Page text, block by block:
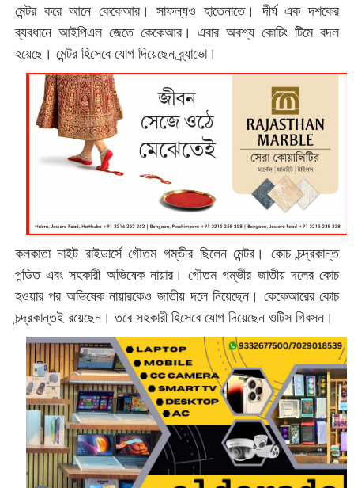
মেন্টর করে আনে কেকেআর। সাফল্যও হাতেনাতে। দীর্ঘ এক দশকের
ব্যবধানে আইপিএল জেতে কেকেআর। এবার অবশ্য কোচিং টিমে বদল
হয়েছে। মেন্টর হিসেবে যোগ দিয়েছেন ব্র্যাভো।
কলকাতা নাইট রাইডার্সে গৌতম গম্ভীর ছিলেন মেন্টর। কোচ চন্দ্রকান্ত
পন্ডিত এবং সহকারী অভিষেক নায়ার। গৌতম গম্ভীর জাতীয় দলের কোচ
হওয়ার পর অভিষেক নায়ারকেও জাতীয় দলে নিয়েছেন। কেকেআরের কোচ
চন্দ্রকান্তই রয়েছেন। তবে সহকারী হিসেবে যোগ দিয়েছেন ওটিস গিবসন।